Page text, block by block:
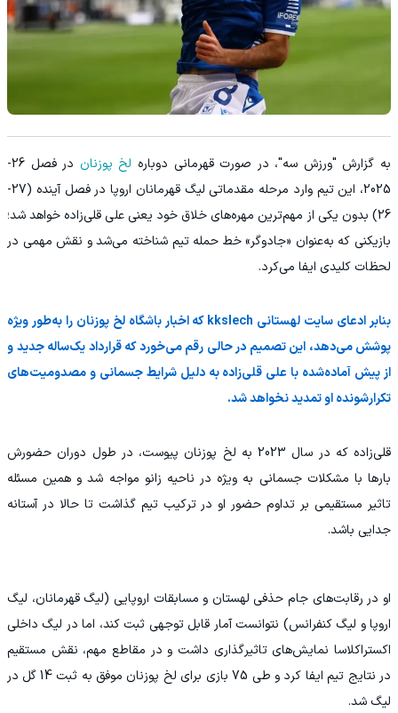
به گزارش "ورزش سه"، در صورت قهرمانی دوباره لخ پوزنان
در فصل 26-
2025، این تیم وارد مرحله مقدماتی لیگ قهرمانان اروپا در فصل آینده (27-
26) بدون یکی از مهم‌ترین مهره‌های خلاق خود یعنی علی قلی‌زاده خواهد شد؛
بازیکنی که به‌عنوان «جادوگر» خط حمله تیم شناخته می‌شد و نقش مهمی در
لحظات کلیدی ایفا می‌کرد.
بنابر ادعای سایت لهستانی kkslech که اخبار باشگاه لخ پوزنان را به‌طور ویژه
پوشش می‌دهد، این تصمیم در حالی رقم می‌خورد که قرارداد یک‌ساله جدید و
از پیش آماده‌شده با علی قلی‌زاده به دلیل شرایط جسمانی و مصدومیت‌های
تکرارشونده او تمدید نخواهد شد.
قلی‌زاده که در سال 2023 به لخ پوزنان پیوست، در طول دوران حضورش
بارها با مشکلات جسمانی به ویژه در ناحیه زانو مواجه شد و همین مسئله
تاثیر مستقیمی بر تداوم حضور او در ترکیب تیم گذاشت تا حالا در آستانه
جدایی باشد.
او در رقابت‌های جام حذفی لهستان و مسابقات اروپایی (لیگ قهرمانان، لیگ
اروپا و لیگ کنفرانس) نتوانست آمار قابل توجهی ثبت کند، اما در لیگ داخلی
اکستراکلاسا نمایش‌های تاثیرگذاری داشت و در مقاطع مهم، نقش مستقیم
در نتایج تیم ایفا کرد و طی 75 بازی برای لخ پوزنان موفق به ثبت 14 گل در
لیگ شد.